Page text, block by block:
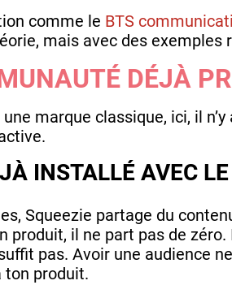
comme le BTS
mais avec des exemples
DÉJÀ
marque classique, ici, il
INSTALLÉ AVEC
Squeezie partage du
produit, il ne part pas de
pas. Avoir une audience
ton produit.